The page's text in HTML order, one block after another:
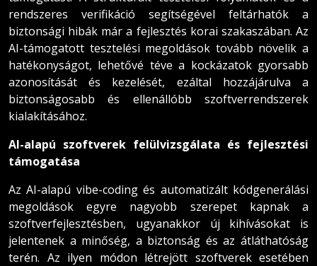
rendszeres verifikáció segítségével feltárhatók a
biztonsági hibák már a fejlesztés korai szakaszában. Az
AI-támogatott tesztelési megoldások tovább növelik a
hatékonyságot, lehetővé téve a kockázatok gyorsabb
azonosítását és kezelését, ezáltal hozzájárulva a
biztonságosabb és ellenállóbb szoftverrendszerek
kialakításához.
AI-alapú szoftverek felülvizsgálata és fejlesztési
támogatása
Az AI-alapú vibe-coding és automatizált kódgenerálási
megoldások egyre nagyobb szerepet kapnak a
szoftverfejlesztésben, ugyanakkor új kihívásokat is
jelentenek a minőség, a biztonság és az átláthatóság
terén. Az ilyen módon létrejött szoftverek esetében